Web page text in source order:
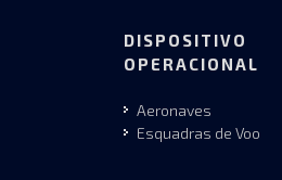
DISPOSITIVO
OPERACIONAL
Aeronaves
Esquadras de Voo